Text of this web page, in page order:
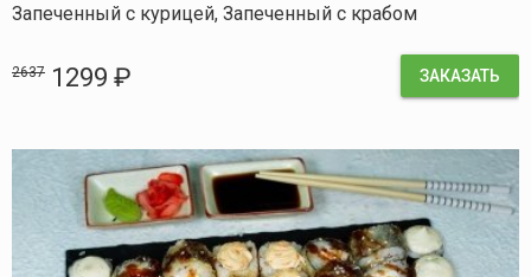
Запеченный с курицей, Запеченный с крабом
2637 1299 ₽ ЗАКАЗАТЬ